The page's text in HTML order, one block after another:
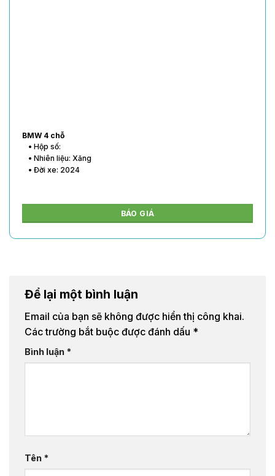
BMW 4 chỗ
• Hộp số:
• Nhiên liệu: Xăng
• Đời xe: 2024
BÁO GIÁ
Để lại một bình luận
Email của bạn sẽ không được hiển thị công khai.
Các trường bắt buộc được đánh dấu *
Bình luận *
Tên *